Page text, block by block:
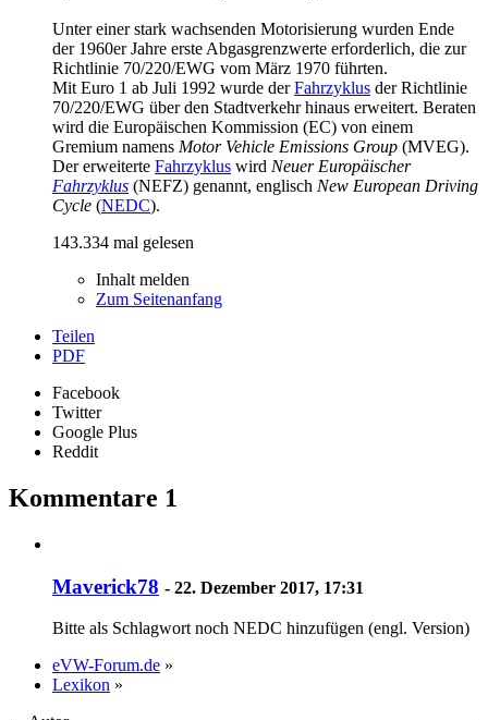
Unter einer stark wachsenden Motorisierung wurden Ende
der 1960er Jahre erste Abgasgrenzwerte erforderlich, die zur
Richtlinie 70/220/EWG vom März 1970 führten.
Mit Euro 1 ab Juli 1992 wurde derFahrzyklus der Richtlinie
70/220/EWG über den Stadtverkehr hinaus erweitert. Beraten
wird die Europäischen Kommission (EC) von einem
Gremium namens Motor Vehicle Emissions Group (MVEG).
Der erweiterte Fahrzyklus wird Neuer Europäischer
Fahrzyklus (NEFZ) genannt, englisch New European Driving
Cycle (NEDC).
143.334 mal gelesen
Inhalt melden
Zum Seitenanfang
Teilen
PDF
Facebook
Twitter
Google Plus
Reddit
Kommentare 1
Maverick78 - 22. Dezember 2017, 17:31
Bitte als Schlagwort noch NEDC hinzufügen (engl. Version)
eVW-Forum.de »
Lexikon »